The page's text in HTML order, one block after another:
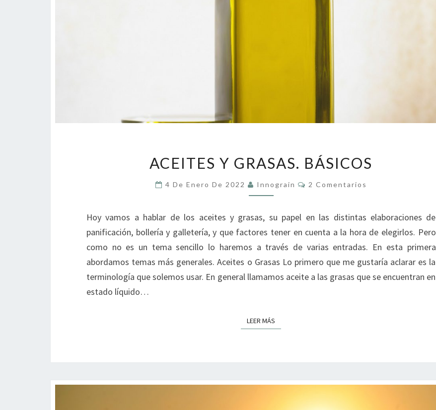
Y
GRASAS.
BÁSICOS
ACEITES Y GRASAS. BÁSICOS
4 De Enero De 2022 Innograin Comentarios
2 Comentarios
Hoy vamos a hablar de los aceites y grasas, su papel en las distintas elaboraciones de
panificación, bollería y galletería, y que factores tener en cuenta a la hora de elegirlos. Pero
como no es un tema sencillo lo haremos a través de varias entradas. En esta primera
abordamos temas más generales. Aceites o Grasas Lo primero que me gustaría aclarar es la
terminología que solemos usar. En general llamamos aceite a las grasas que se encuentran en
estado líquido…
LEER MÁS